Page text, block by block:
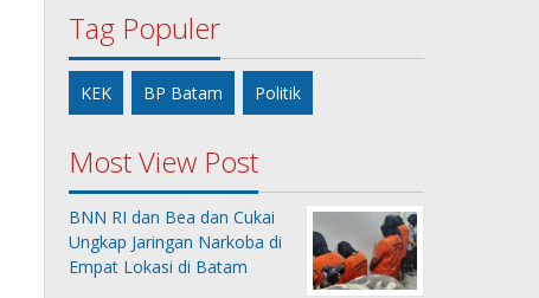
Tag Populer
KEK BP Batam Politik
Most View Post
BNN RI dan Bea dan Cukai
Ungkap Jaringan Narkoba di
Empat Lokasi di Batam